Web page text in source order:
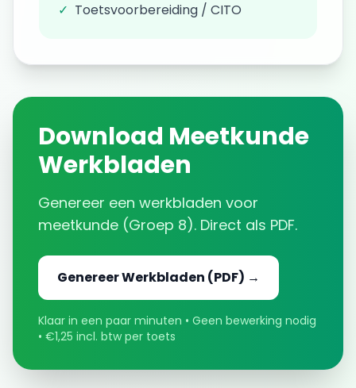
✓ Toetsvoorbereiding / CITO
Download Meetkunde
Werkbladen
Genereer een werkbladen voor
meetkunde (Groep 8). Direct als PDF.
GenereerWerkbladen (PDF) →
Klaar in een paar minuten • Geen bewerking nodig
• €1,25 incl. btw per toets